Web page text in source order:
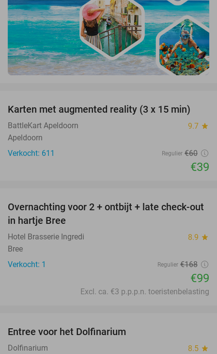
35%
Karten met augmented reality (3 x 15 min)
BattleKart Apeldoorn 9.7 star
Apeldoorn
Verkocht: 611
Regulier €60
€39
41%
TODAY
Overnachting voor 2 + ontbijt + late check-out
in hartje Bree
Hotel Brasserie Ingredi 8.9 star
Bree
Verkocht: 1
Regulier €168
€99
Excl. ca. €3 p.p.p.n. toeristenbelasting
Entree voor het Dolfinarium
Dolfinarium 8.5 star